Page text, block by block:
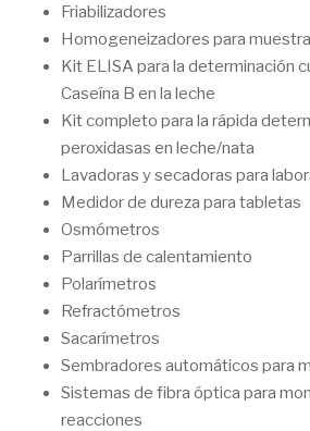
Friabilizadores
Homogeneizadores para
Kit ELISA para la determinación
Caseína B en la leche
Kit completo para la rápida
peroxidasas en leche/nata
Lavadoras y secadoras para
Medidor de dureza para tabletas
Osmómetros
Parrillas de calentamiento
Polarímetros
Refractómetros
Sacarímetros
Sembradores automáticos para
Sistemas de fibra óptica para
reacciones